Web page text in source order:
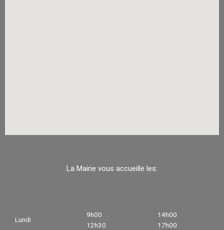
La Mairie vous accueille les:
Lundi
9h00
12h30
14h00
17h00